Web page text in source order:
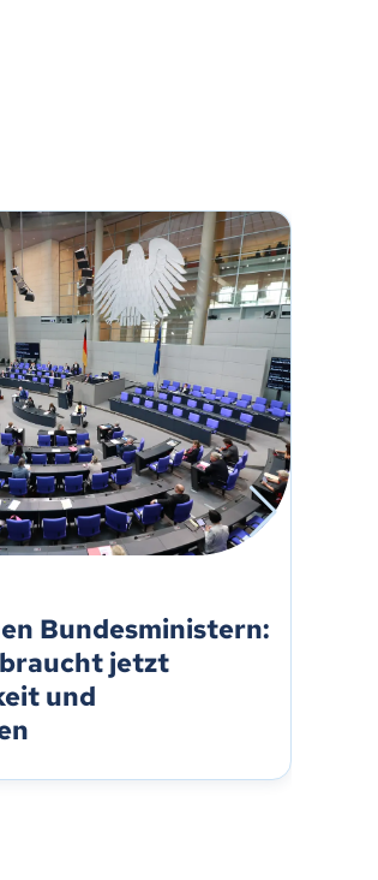
Bundesministern:
jetzt
und